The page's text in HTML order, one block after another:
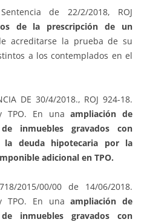
de 22/2/2018, ROJ
de la prescripción de un
acreditarse la prueba de su
a los contemplados en el
DE 30/4/2018., ROJ 924-18.
y TPO. En unaampliación de
inmuebles gravados con
la deuda hipotecaria por la
adicional en TPO.
2015/00/00 de 14/06/2018.
y TPO. En unaampliación de
inmuebles gravados con